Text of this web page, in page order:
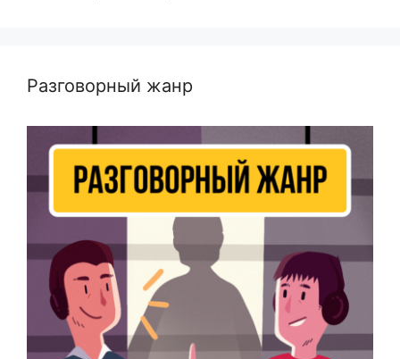
Разговорный жанр